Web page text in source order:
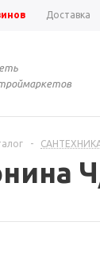
Доставка
-